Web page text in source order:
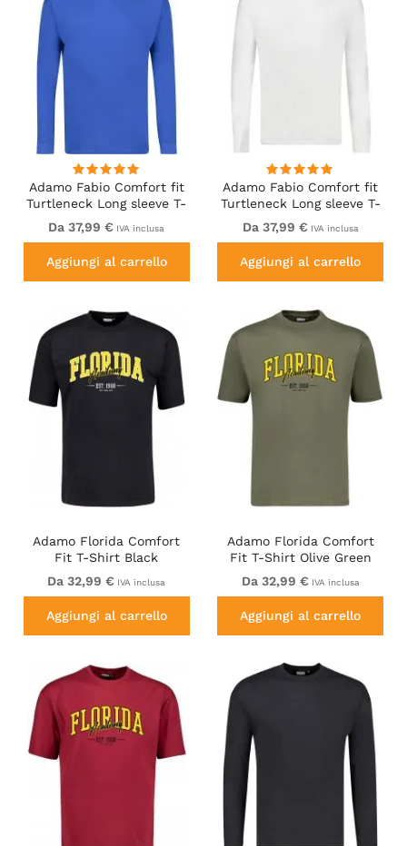
Adamo Fabio Comfort fit
Turtleneck Long sleeve T-
shirt Royal blue
Da 37,99 € IVA inclusa
Aggiungi al carrello
Adamo Fabio Comfort fit
Turtleneck Long sleeve T-
shirt White
Da 37,99 € IVA inclusa
Aggiungi al carrello
Adamo Florida Comfort
Fit T-Shirt Black
Da 32,99 € IVA inclusa
Aggiungi al carrello
Adamo Florida Comfort
Fit T-Shirt Olive Green
Da 32,99 € IVA inclusa
Aggiungi al carrello